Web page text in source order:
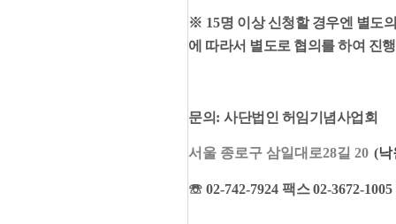
※ 15명 이상 신청할 경우엔 별도
에 따라서 별도로 협의를 하여 진
문의 :사단법인 허임기념사업회
서울 종로구 삼일대로28길 20 (낙
☏ 02-742-7924 팩스02-3672-1005